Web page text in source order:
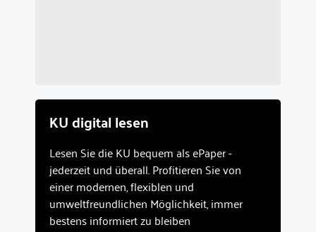
KU digital lesen
Lesen Sie die KU bequem als ePaper -
jederzeit und überall. Profitieren Sie von
einer modernen, flexiblen und
umweltfreundlichen Möglichkeit, immer
bestens informiert zu bleiben